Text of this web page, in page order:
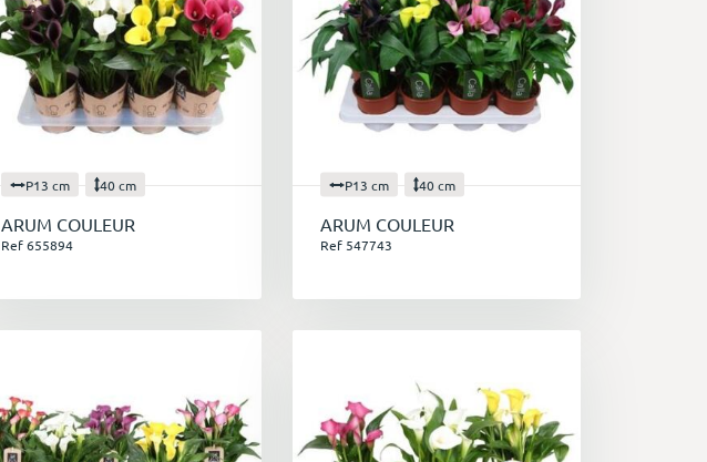
P13 cm 40 cm
ARUM COULEUR
Ref 655894
P13 cm 40 cm
ARUM COULEUR
Ref 547743